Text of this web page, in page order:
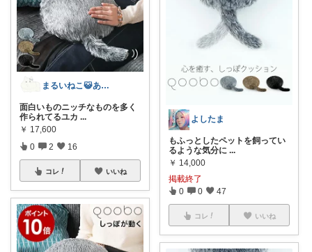
まるいねこ😺ありがとうございます
面白いものニッチなものを多く
作られてるユカ ...
￥ 17,600
0 2 16
コレ いいね
よしたま
もふっとしたペットを飼ってい
るような気分に ...
￥ 14,000
掲載終了
0 0 47
コレ いいね